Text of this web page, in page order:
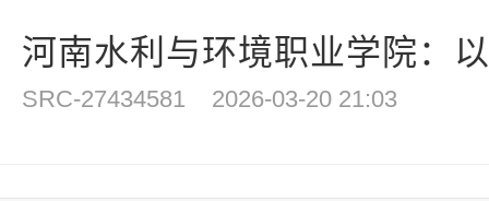
河南水利与环境职业学院：
SRC-27434581 2026-03-20 21:03